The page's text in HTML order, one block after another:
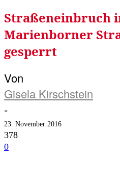
Straßeneinbruch
Marienborner
gesperrt
Von
Gisela Kirschstein
-
23. November 2016
378
0